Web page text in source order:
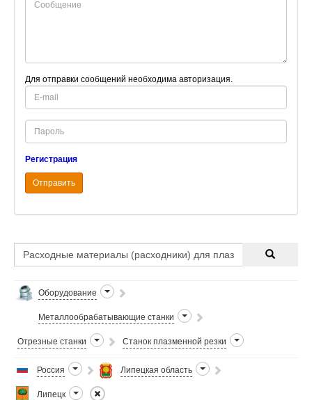
Для отправки сообщений необходима авторизация.
E-
mail
Password
Регистрация
Отправить
Оборудование
Металлообрабатывающие станки
Отрезные станки Станок плазменной резки
Россия Липецкая область
Липецк